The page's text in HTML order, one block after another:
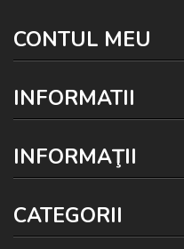
CONTUL MEU
INFORMATII
INFORMAŢII
CATEGORII